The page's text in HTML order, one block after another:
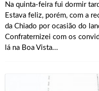
Na quinta-feira fui dormir
Estava feliz, porém, com a
da Chiado por ocasião do
Confraternizei com os
lá na Boa Vista...